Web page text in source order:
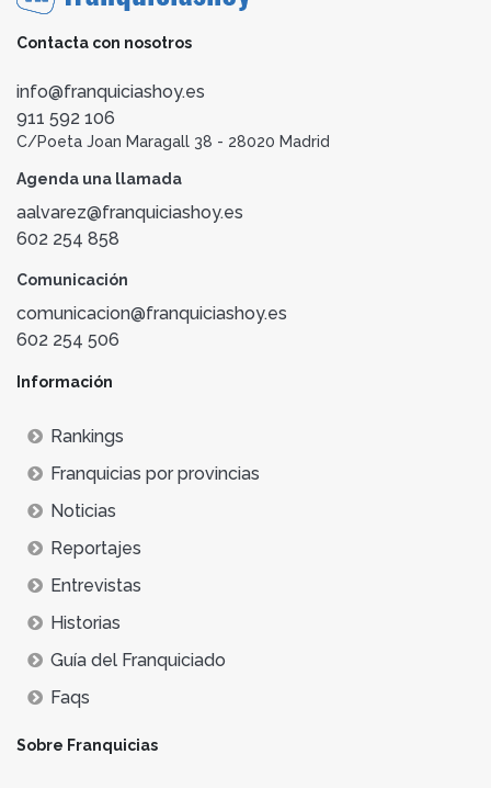
Contacta con nosotros
info@franquiciashoy.es
911 592 106
C/Poeta Joan Maragall 38 - 28020 Madrid
Agenda una llamada
aalvarez@franquiciashoy.es
602 254 858
Comunicación
comunicacion@franquiciashoy.es
602 254 506
Información
Rankings
Franquicias por provincias
Noticias
Reportajes
Entrevistas
Historias
Guía del Franquiciado
Faqs
Sobre Franquicias